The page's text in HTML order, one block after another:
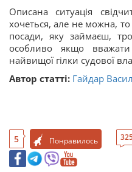
Описана ситуація
хочеться, але не можна, то
посади, яку займаєш,
особливо якщо
найвищої гілки судової
Автор статті: Гайдар
5 Понравилось